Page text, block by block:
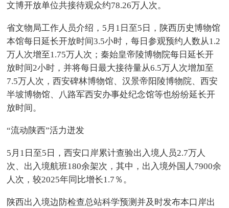
文博开放单位共接待观众约78.26万人次。
省文物局工作人员介绍，5月1日至5日，陕西历史博物馆
本馆每日延长开放时间3.5小时，每日参观预约人数从1.2
万人次增至1.75万人次；秦始皇帝陵博物院每日延长开
放时间2小时，并将每日最大接待量从6.5万人次增加至
7.5万人次，西安碑林博物馆、汉景帝阳陵博物院、西安
半坡博物馆、八路军西安办事处纪念馆等也纷纷延长开
放时间。
“流动陕西”活力迸发
5月1日至5日，西安口岸累计查验出入境人员2.7万人
次、出入境航班180余架次，其中，出入境外国人7900余
人次，较2025年同比增长1.7％。
陕西出入境边防检查总站科学预测并及时发布本口岸出